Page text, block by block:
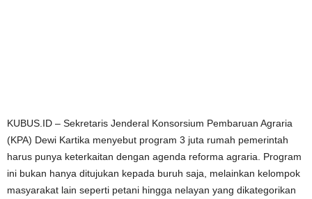
KUBUS.ID – Sekretaris Jenderal Konsorsium Pembaruan Agraria
(KPA) Dewi Kartika menyebut program 3 juta rumah pemerintah
harus punya keterkaitan dengan agenda reforma agraria. Program
ini bukan hanya ditujukan kepada buruh saja, melainkan kelompok
masyarakat lain seperti petani hingga nelayan yang dikategorikan